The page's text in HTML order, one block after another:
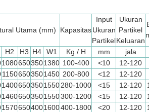
Utama (mm) Kapasitas
Input
Ukuran
Partikel
Ukuran
Partikel
Keluaran
H2 H3 H4 W1 Kg / H mm
jala
10806503501380 100-400 <10
12-120
11506503501450 200-800 <12
12-120
14006503501550280-1000 <15 12-120
14606503501550300-1200 <15 12-120
15706504001600400-1800 <20 12-120